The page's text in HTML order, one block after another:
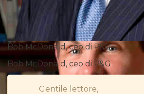
STRATEGIE
CINEMA
Bob McDonald, ceo di P&G
Bob McDonald, ceo di P&G
Gentile lettore,